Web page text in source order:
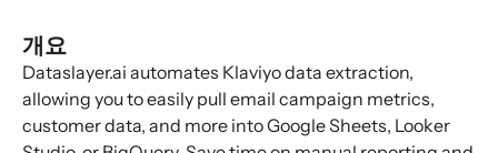
개요
Dataslayer.ai automates Klaviyo data extraction,
allowing you to easily pull email campaign metrics,
customer data, and more into Google Sheets, Looker